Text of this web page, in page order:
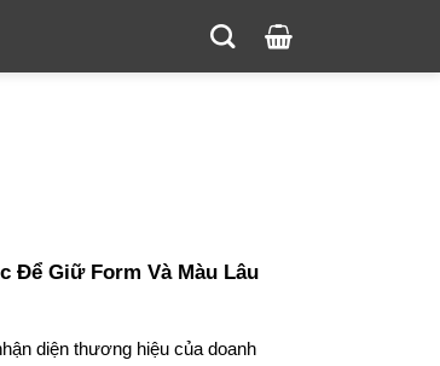
Để Giữ Form Và Màu Lâu
diện thương hiệu của doanh